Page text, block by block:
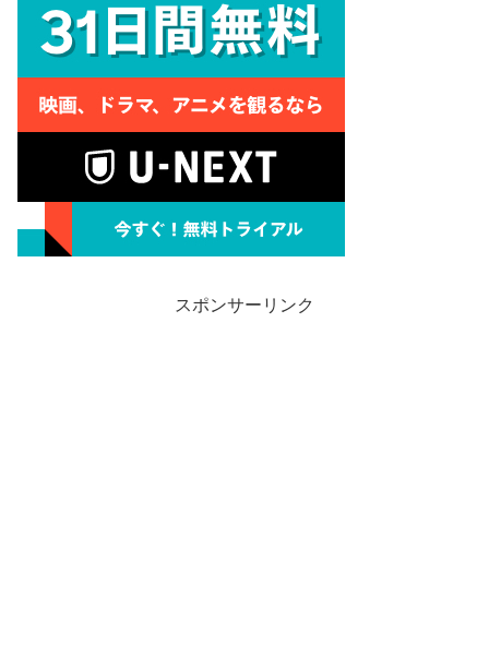
スポンサーリンク